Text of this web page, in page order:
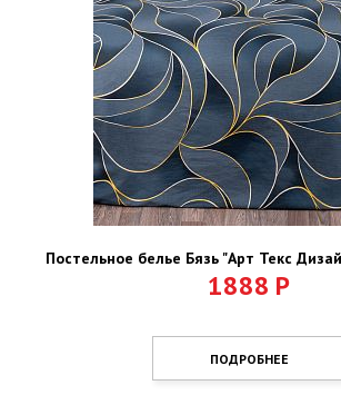
Постельное белье Бязь "Арт Текс
1888 Р
ПОДРОБНЕЕ